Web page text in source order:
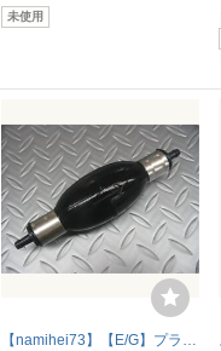
未使用
【namihei73】【E/G】プライマリーポンプ/ヤマハ/7φ